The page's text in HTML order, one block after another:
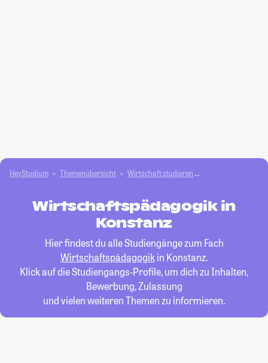
HeyStudium Themenübersicht Wirtschaft studieren
Wirtschaftspädagogik in
Konstanz
Hier findest du alle Studiengänge zum Fach
Wirtschaftspädagogikin Konstanz.
Klick auf die Studiengangs-Profile, um dich zu Inhalten,
Bewerbung, Zulassung
und vielen weiteren Themen zu informieren.